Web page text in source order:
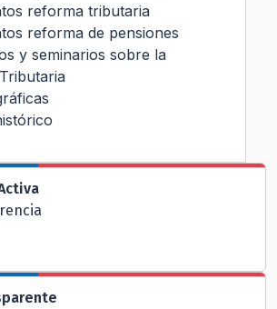
reforma tributaria
reforma de pensiones
y seminarios sobre la